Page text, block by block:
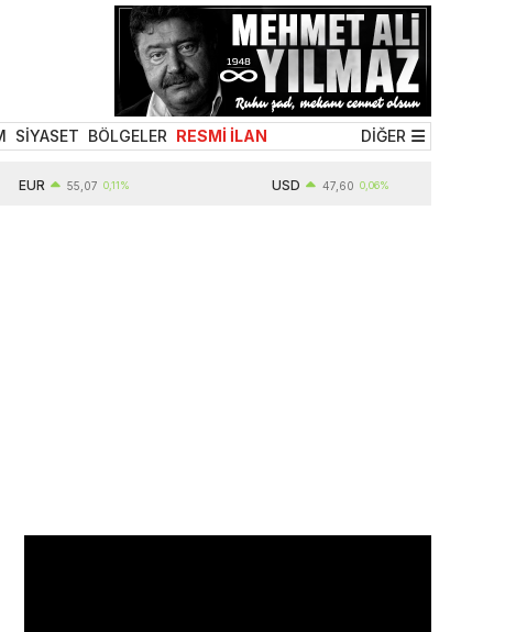
SİYASET BÖLGELER RESMİ İLAN DİĞER
55,07 0,11% 47,60 0,06%